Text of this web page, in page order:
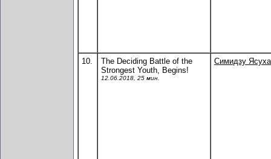
10.
The Deciding Battle of the
Strongest Youth, Begins!
12.06.2018, 25 мин.
Симидзу